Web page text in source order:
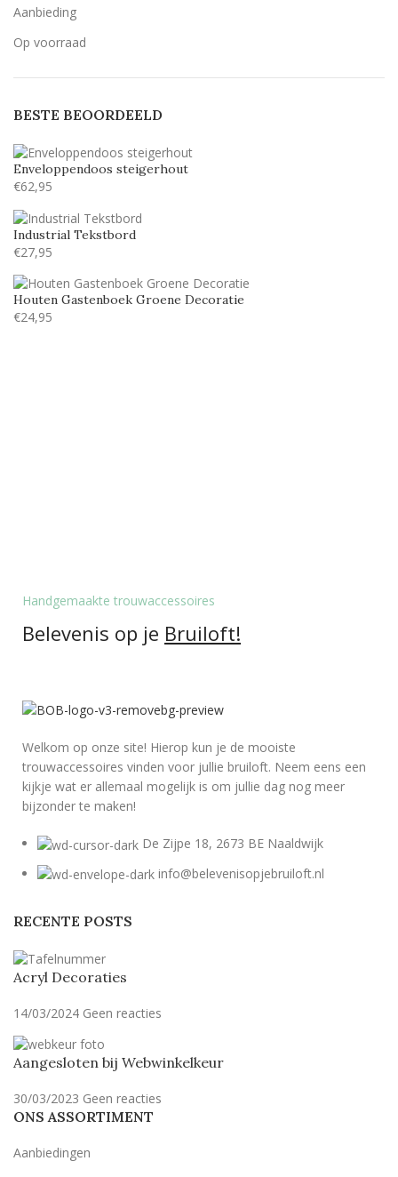
Geen belettering
Lavenderia
Lucida handwriting 6
Monotype corosiva
6
Stea 1
Stencil
Tamarillo JF 5
Aanbieding
Op voorraad
BESTE BEOORDEELD
Enveloppendoos steigerhout
€62,95
Industrial Tekstbord
€27,95
Houten Gastenboek Groene Decoratie
€24,95
Handgemaakte trouwaccessoires
Belevenis op je Bruiloft!
Welkom op onze site! Hierop kun je de mooiste
trouwaccessoires vinden voor jullie bruiloft. Neem eens een
kijkje wat er allemaal mogelijk is om jullie dag nog meer
bijzonder te maken!
De Zijpe 18, 2673 BE Naaldwijk
info@belevenisopjebruiloft.nl
RECENTE POSTS
Acryl Decoraties
14/03/2024 Geen reacties
Aangesloten bij Webwinkelkeur
30/03/2023 Geen reacties
ONS ASSORTIMENT
Aanbiedingen